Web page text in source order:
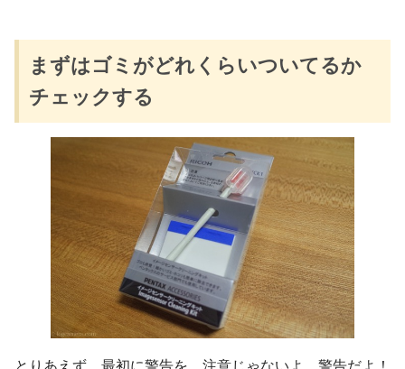
まずはゴミがどれくらいついてるか
チェックする
とりあえず、最初に警告を。注意じゃないよ、警告だよ！